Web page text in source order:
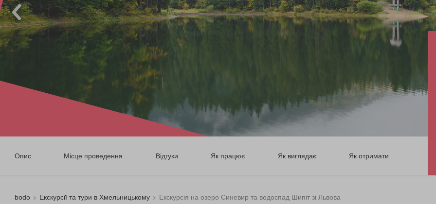
Опис Місце проведення Відгуки Як працює Як виглядає Як отримати
bodo Екскурсії та тури в Хмельницькому Екскурсія на озеро Синевир та водоспад Шипіт зі Львова